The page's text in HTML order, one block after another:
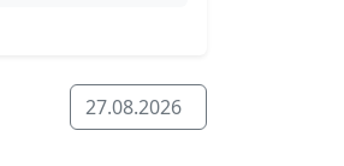
27.08.2026